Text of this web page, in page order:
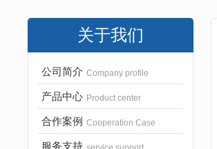
关于我们
公司简介 Company profile
产品中心 Product center
合作案例 Cooperation Case
服务支持